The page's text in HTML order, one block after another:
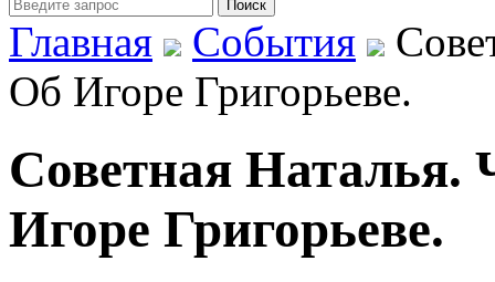
Главная
События
Об Игоре Григорьеве.
Советная
Игоре Григорьеве.